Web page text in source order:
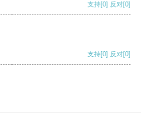
支持[0] 反对[0]
支持[0] 反对[0]